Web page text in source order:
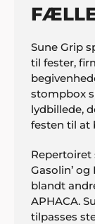
Sune Grip
til fester,
stompbox
lydbillede,
festen til at
Repertoiret
Gasolin’
blandt
APHACA.
tilpasses